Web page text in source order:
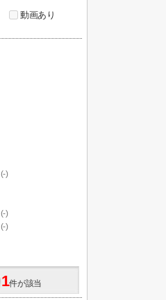
動画あり
(-)
(-)
(-)
1件が該当